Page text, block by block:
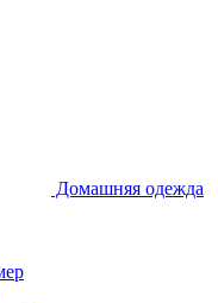
Домашняя одежда